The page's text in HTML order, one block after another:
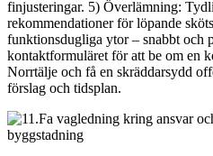
finjusteringar. 5) Överlämning:
rekommendationer för löpande
funktionsdugliga ytor – snabbt och
kontaktformuläret för att be om en
Norrtälje och få en skräddarsydd
förslag och tidsplan.